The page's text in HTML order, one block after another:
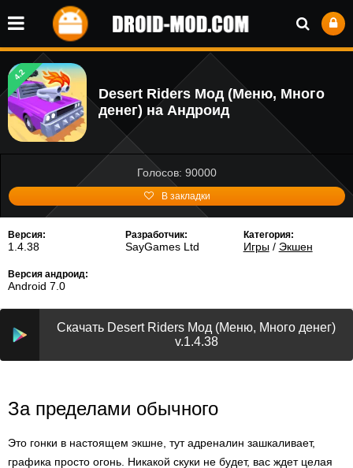
4.2
Desert Riders Мод (Меню, Много
денег) на Андроид
Голосов: 90000
В закладки
Версия:
1.4.38
Разработчик:
SayGames Ltd
Категория:
Игры/ Экшен
Версия андроид:
Android 7.0
Скачать Desert Riders Мод (Меню, Много денег)
v.1.4.38
За пределами обычного
Это гонки в настоящем экшне, тут адреналин зашкаливает,
графика просто огонь. Никакой скуки не будет, вас ждет целая